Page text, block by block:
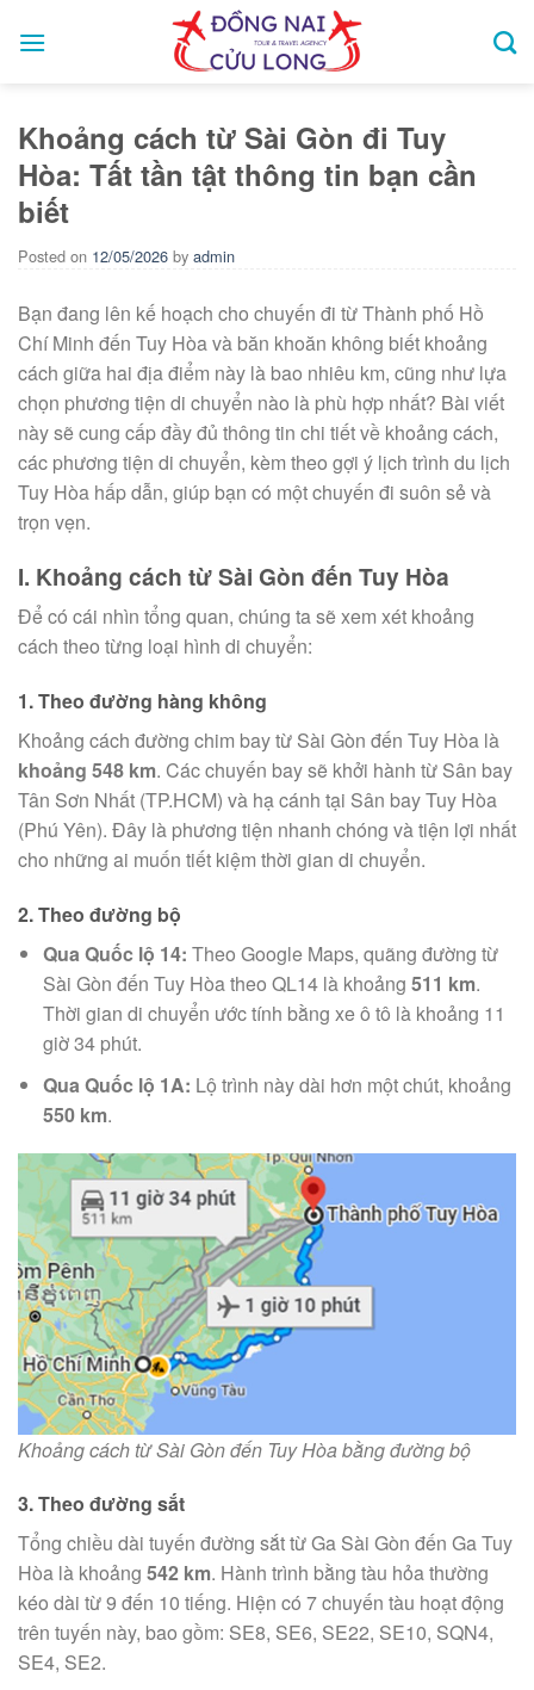
Khoảng cách từ Sài Gòn đi Tuy
Hòa: Tất tần tật thông tin bạn cần
biết
Posted on 12/05/2026 by admin
Bạn đang lên kế hoạch cho chuyến đi từ Thành phố Hồ
Chí Minh đến Tuy Hòa và băn khoăn không biết khoảng
cách giữa hai địa điểm này là bao nhiêu km, cũng như lựa
chọn phương tiện di chuyển nào là phù hợp nhất? Bài viết
này sẽ cung cấp đầy đủ thông tin chi tiết về khoảng cách,
các phương tiện di chuyển, kèm theo gợi ý lịch trình du lịch
Tuy Hòa hấp dẫn, giúp bạn có một chuyến đi suôn sẻ và
trọn vẹn.
I. Khoảng cách từ Sài Gòn đến Tuy Hòa
Để có cái nhìn tổng quan, chúng ta sẽ xem xét khoảng
cách theo từng loại hình di chuyển:
1. Theo đường hàng không
Khoảng cách đường chim bay từ Sài Gòn đến Tuy Hòa là
khoảng 548 km. Các chuyến bay sẽ khởi hành từ Sân bay
Tân Sơn Nhất (TP.HCM) và hạ cánh tại Sân bay Tuy Hòa
(Phú Yên). Đây là phương tiện nhanh chóng và tiện lợi nhất
cho những ai muốn tiết kiệm thời gian di chuyển.
2. Theo đường bộ
Qua Quốc lộ 14: Theo Google Maps, quãng đường từ
Sài Gòn đến Tuy Hòa theo QL14 là khoảng 511 km.
Thời gian di chuyển ước tính bằng xe ô tô là khoảng 11
giờ 34 phút.
Qua Quốc lộ 1A: Lộ trình này dài hơn một chút, khoảng
550 km.
Khoảng cách từ Sài Gòn đến Tuy Hòa bằng đường bộ
3. Theo đường sắt
Tổng chiều dài tuyến đường sắt từ Ga Sài Gòn đến Ga Tuy
Hòa là khoảng 542 km. Hành trình bằng tàu hỏa thường
kéo dài từ 9 đến 10 tiếng. Hiện có 7 chuyến tàu hoạt động
trên tuyến này, bao gồm: SE8, SE6, SE22, SE10, SQN4,
SE4, SE2.